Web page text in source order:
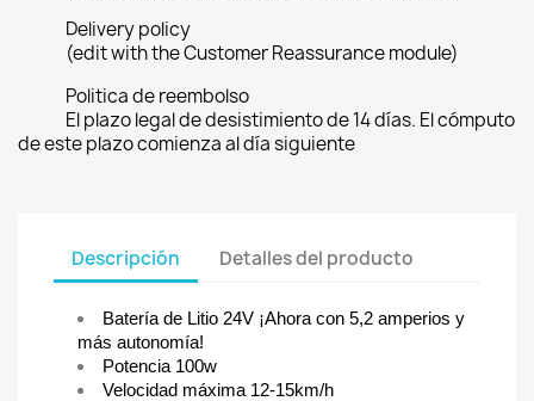
Delivery policy
(edit with the Customer Reassurance module)
Politica de reembolso
El plazo legal de desistimiento de 14 días. El cómputo
de este plazo comienza al día siguiente
Descripción Detalles del producto
Batería de Litio 24V ¡Ahora con 5,2 amperios y
más autonomía!
Potencia 100w
Velocidad máxima 12-15km/h